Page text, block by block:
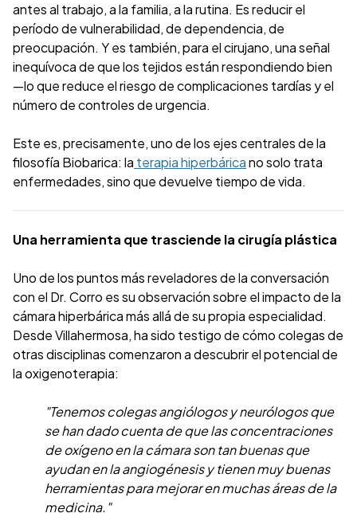
antes al trabajo, a la familia, a la rutina. Es reducir el
período de vulnerabilidad, de dependencia, de
preocupación. Y es también, para el cirujano, una señal
inequívoca de que los tejidos están respondiendo bien
—lo que reduce el riesgo de complicaciones tardías y el
número de controles de urgencia.
Este es, precisamente, uno de los ejes centrales de la
filosofía Biobarica: la terapia hiperbáricano solo trata
enfermedades, sino que devuelve tiempo de vida.
Una herramienta que trasciende la cirugía plástica
Uno de los puntos más reveladores de la conversación
con el Dr. Corro es su observación sobre el impacto de la
cámara hiperbárica más allá de su propia especialidad.
Desde Villahermosa, ha sido testigo de cómo colegas de
otras disciplinas comenzaron a descubrir el potencial de
la oxigenoterapia:
"Tenemos colegas angiólogos y neurólogos que
se han dado cuenta de que las concentraciones
de oxígeno en la cámara son tan buenas que
ayudan en la angiogénesis y tienen muy buenas
herramientas para mejorar en muchas áreas de la
medicina."